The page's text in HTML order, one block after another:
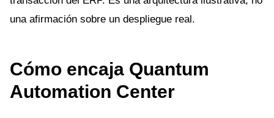
una afirmación sobre un despliegue real.
Cómo encaja Quantum
Automation Center